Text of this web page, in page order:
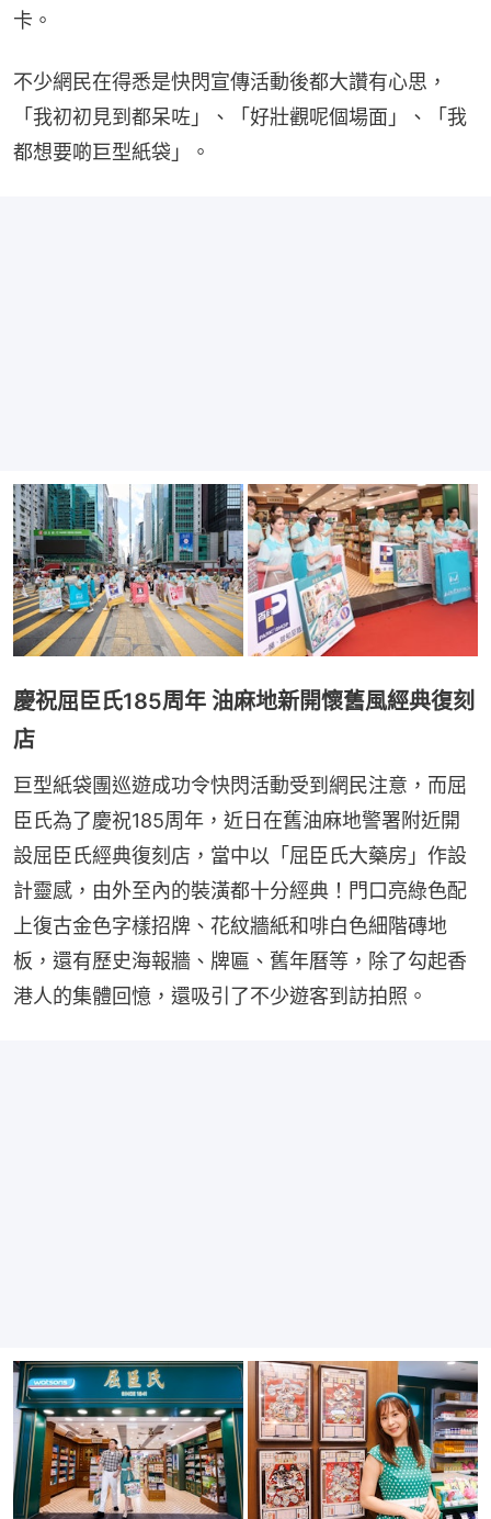
卡。
不少網民在得悉是快閃宣傳活動後都大讚有心思，
「我初初見到都呆咗」、「好壯觀呢個場面」、「我
都想要啲巨型紙袋」。
慶祝屈臣氏185周年 油麻地新開懷舊風經典復刻
店
巨型紙袋團巡遊成功令快閃活動受到網民注意，而屈
臣氏為了慶祝185周年，近日在舊油麻地警署附近開
設屈臣氏經典復刻店，當中以「屈臣氏大藥房」作設
計靈感，由外至內的裝潢都十分經典！門口亮綠色配
上復古金色字樣招牌、花紋牆紙和啡白色細階磚地
板，還有歷史海報牆、牌匾、舊年曆等，除了勾起香
港人的集體回憶，還吸引了不少遊客到訪拍照。